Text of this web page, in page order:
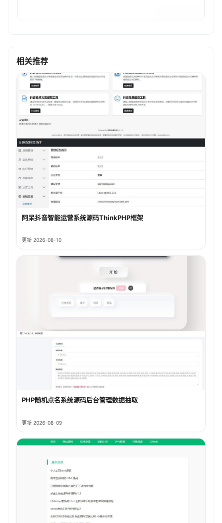
相关推荐
阿呆抖音智能运营系统源码ThinkPHP框架
更新 2026-08-10
PHP随机点名系统源码后台管理数据抽取
更新 2026-08-09